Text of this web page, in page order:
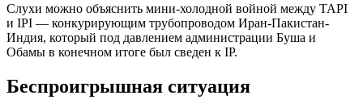
Слухи можно объяснить мини-холодной войной между TAPI
и IPI — конкурирующим трубопроводом Иран-Пакистан-
Индия, который под давлением администрации Буша и
Обамы в конечном итоге был сведен к IP.
Беспроигрышная ситуация